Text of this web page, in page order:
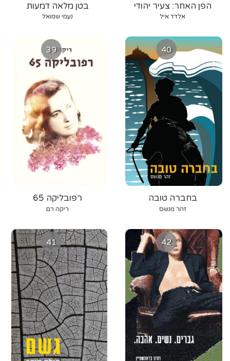
בטן מלאה דמעות
נעמי שמואל
הפן האחר: צעיר יהודי
ששימש כסוכן בשירות הביון
אלדד איל
39
רפובליקה 65
ריקה רם
40
בחברה טובה
זהר מנשס
41 42